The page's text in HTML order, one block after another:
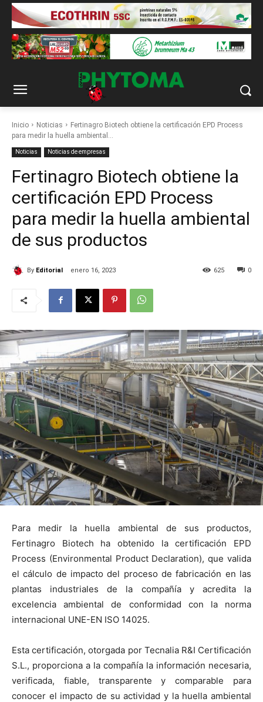
Inicio Noticias
Fertinagro Biotech obtiene la certificación EPD Process
para medir la huella ambiental...
Noticias Noticias de empresas
Fertinagro Biotech obtiene la
certificación EPD Process
para medir la huella ambiental
de sus productos
By Editorial enero 16, 2023 0
625
Para medir la huella ambiental de sus productos,
Fertinagro Biotech ha obtenido la certificación EPD
Process (Environmental Product Declaration), que valida
el cálculo de impacto del proceso de fabricación en las
plantas industriales de la compañía y acredita la
excelencia ambiental de conformidad con la norma
internacional UNE-EN ISO 14025.
Esta certificación, otorgada por Tecnalia R&I Certificación
S.L., proporciona a la compañía la información necesaria,
verificada, fiable, transparente y comparable para
conocer el impacto de su actividad y la huella ambiental